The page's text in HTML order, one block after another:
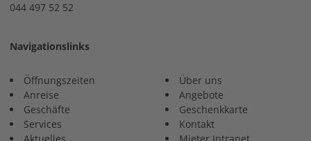
044 497 52 52
Navigationslinks
Öffnungszeiten
Anreise
Geschäfte
Services
Über uns
Angebote
Geschenkkarte
Kontakt